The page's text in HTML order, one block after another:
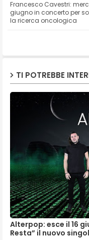
Francesco Cavestri:
giugno in concerto per
la ricerca oncologica
TI POTREBBE
Alterpop: esce il 16
Resta” il nuovo